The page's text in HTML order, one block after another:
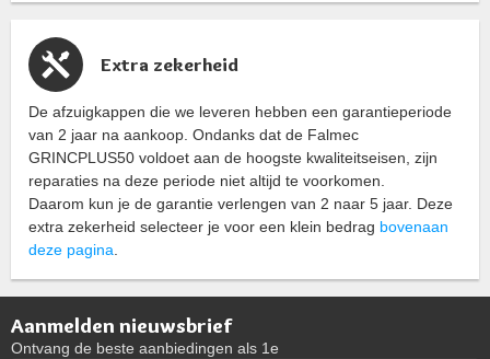
Extra zekerheid
De afzuigkappen die we leveren hebben een garantieperiode
van 2 jaar na aankoop. Ondanks dat de Falmec
GRINCPLUS50 voldoet aan de hoogste kwaliteitseisen, zijn
reparaties na deze periode niet altijd te voorkomen.
Daarom kun je de garantie verlengen van 2 naar 5 jaar. Deze
extra zekerheid selecteer je voor een klein bedrag bovenaan
deze pagina.
Aanmelden nieuwsbrief
Ontvang de beste aanbiedingen als 1e